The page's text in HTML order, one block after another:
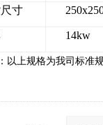
寸
14kw
以上规格为我司标准